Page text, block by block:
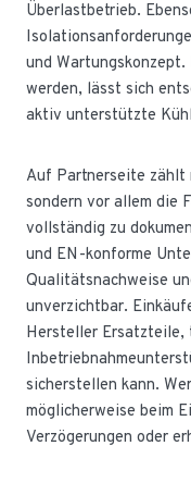
Überlastbetrieb.
und
werden, lässt sich
aktiv unterstützte
Auf Partnerseite zählt
sondern vor allem die
vollständig zu
und EN-konforme
Qualitätsnachweise
unverzichtbar.
Hersteller Ersatzteile,
sicherstellen kann.
möglicherweise beim
Verzögerungen oder